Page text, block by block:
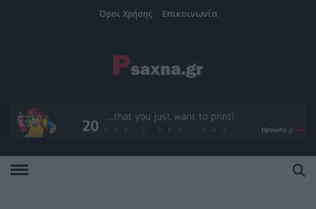
Όροι Χρήσης Επικοινωνία